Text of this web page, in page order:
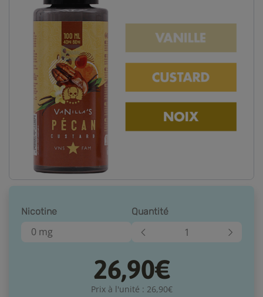
Nicotine
0 mg
Quantité
26,90€
Prix à l'unité : 26,90€